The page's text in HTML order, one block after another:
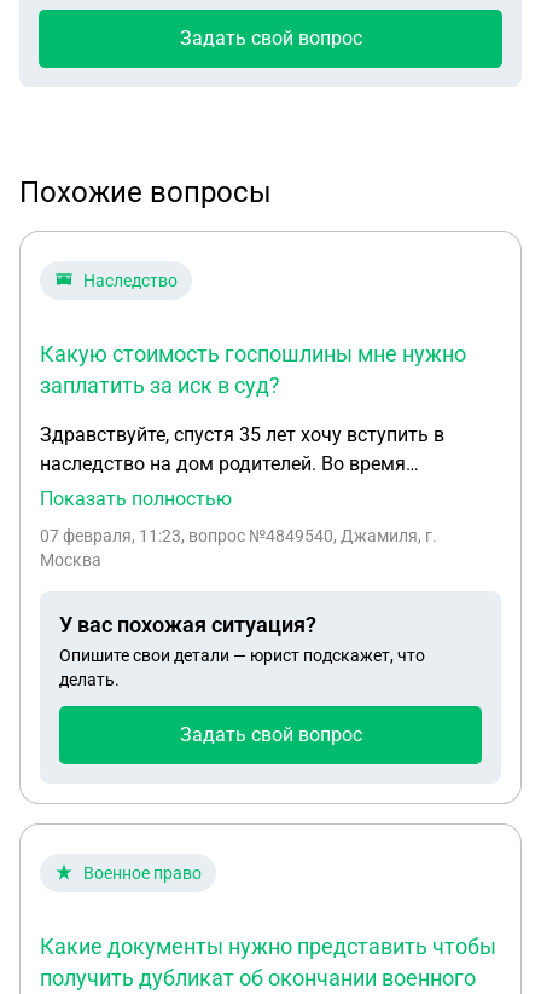
Задать свой вопрос
Похожие вопросы
Наследство
Какую стоимость госпошлины мне нужно
заплатить за иск в суд?
Здравствуйте, спустя 35 лет хочу вступить в
наследство на дом родителей. Во время
наследство через нотариуса не оформили. Цена
стоимость госпошлины мне нужно заплатить за
Показать полностью
07 февраля, 11:23, вопрос №4849540, Джамиля, г.
Москва
У вас похожая ситуация?
Опишите свои детали — юрист подскажет, что
делать.
Задать свой вопрос
Военное право
Какие документы нужно представить чтобы
получить дубликат об окончании военного